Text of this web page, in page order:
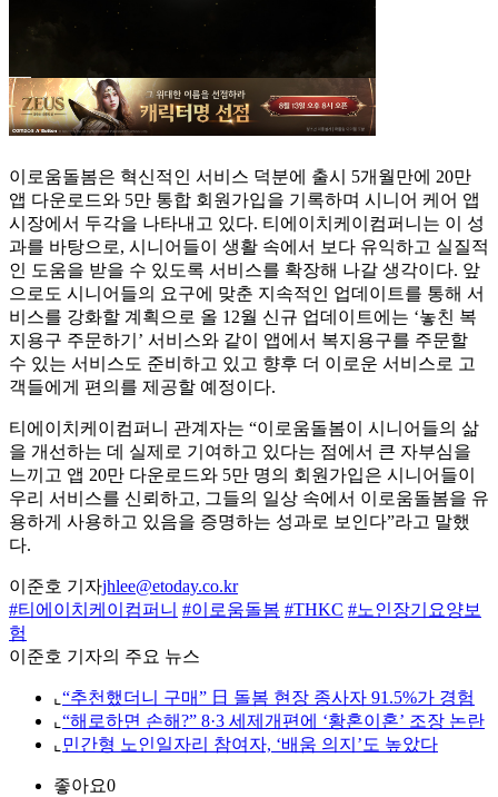
이로움돌봄은 혁신적인 서비스 덕분에 출시 5개월만에 20만
앱 다운로드와 5만 통합 회원가입을 기록하며 시니어 케어 앱
시장에서 두각을 나타내고 있다. 티에이치케이컴퍼니는 이 성
과를 바탕으로, 시니어들이 생활 속에서 보다 유익하고 실질적
인 도움을 받을 수 있도록 서비스를 확장해 나갈 생각이다. 앞
으로도 시니어들의 요구에 맞춘 지속적인 업데이트를 통해 서
비스를 강화할 계획으로 올 12월 신규 업데이트에는 ‘놓친 복
지용구 주문하기’ 서비스와 같이 앱에서 복지용구를 주문할
수 있는 서비스도 준비하고 있고 향후 더 이로운 서비스로 고
객들에게 편의를 제공할 예정이다.
티에이치케이컴퍼니 관계자는 “이로움돌봄이 시니어들의 삶
을 개선하는 데 실제로 기여하고 있다는 점에서 큰 자부심을
느끼고 앱 20만 다운로드와 5만 명의 회원가입은 시니어들이
우리 서비스를 신뢰하고, 그들의 일상 속에서 이로움돌봄을 유
용하게 사용하고 있음을 증명하는 성과로 보인다”라고 말했
다.
이준호 기자jhlee@etoday.co.kr
#티에이치케이컴퍼니 #이로움돌봄 #THKC #노인장기요양보
험
이준호 기자의 주요 뉴스
⌞ “추천했더니 구매” 日 돌봄 현장 종사자 91.5%가 경험
⌞ “해로하면 손해?” 8·3 세제개편에 ‘황혼이혼’ 조장 논란
⌞ 민간형 노인일자리 참여자, ‘배움 의지’도 높았다
좋아요0